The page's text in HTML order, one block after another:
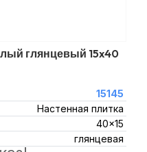
глянцевый 15x40
15145
Настенная плитка
40x15
глянцевая